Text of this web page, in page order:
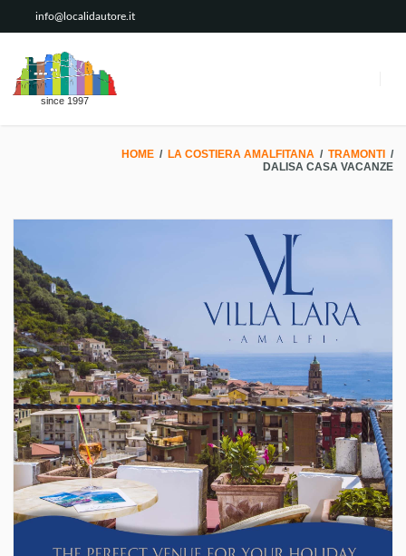
info@localidautore.it
since 1997
HOME / LA COSTIERA AMALFITANA / TRAMONTI /
DALISA CASA VACANZE